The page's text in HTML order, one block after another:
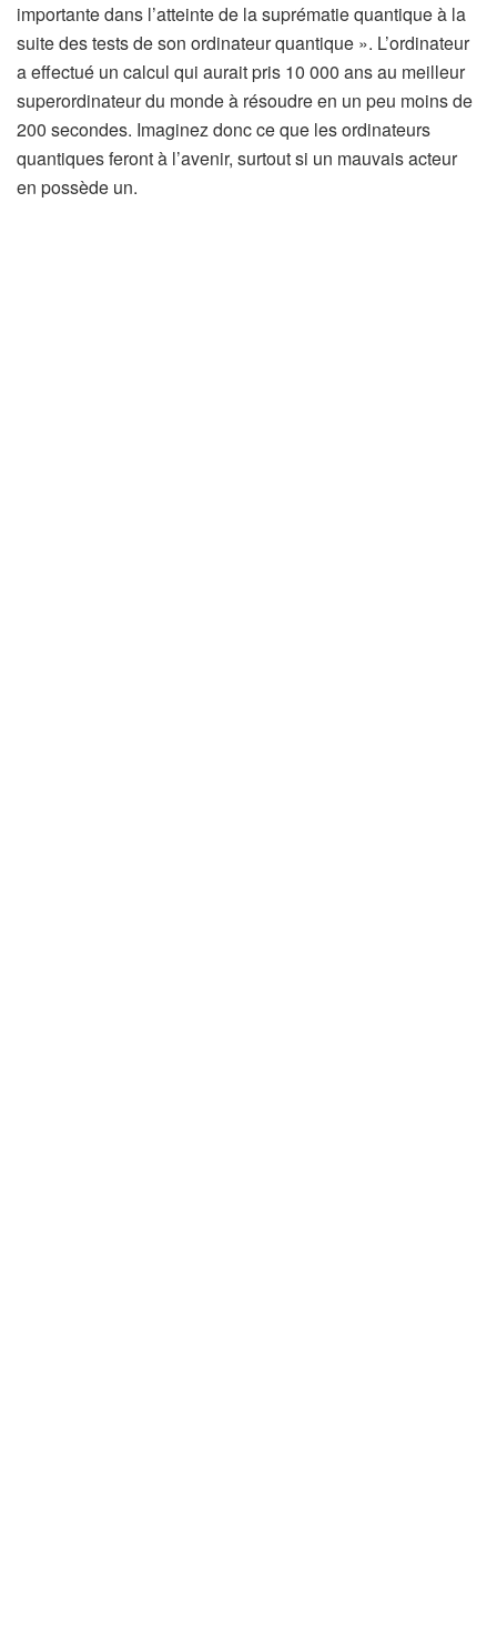
importante dans l’atteinte de la suprématie quantique à la
suite des tests de son ordinateur quantique ». L’ordinateur
a effectué un calcul qui aurait pris 10 000 ans au meilleur
superordinateur du monde à résoudre en un peu moins de
200 secondes. Imaginez donc ce que les ordinateurs
quantiques feront à l’avenir, surtout si un mauvais acteur
en possède un.